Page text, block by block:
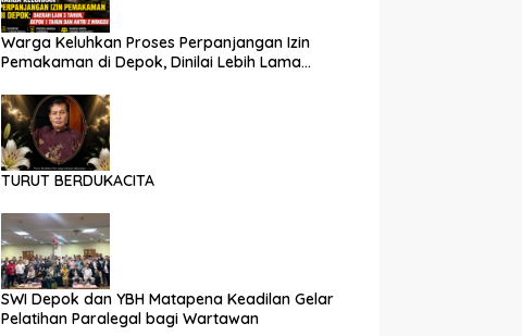
Warga Keluhkan Proses Perpanjangan Izin
Pemakaman di Depok, Dinilai Lebih Lama
TURUT BERDUKACITA
SWI Depok dan YBH Matapena Keadilan Gelar
Pelatihan Paralegal bagi Wartawan